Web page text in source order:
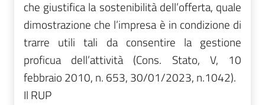
che giustifica la sostenibilità dell’offerta, quale
dimostrazione che l’impresa è in condizione di
trarre utili tali da consentire la gestione
proficua dell’attività (Cons. Stato, V, 10
febbraio 2010, n. 653, 30/01/2023, n.1042).
Il RUP